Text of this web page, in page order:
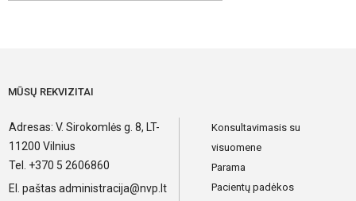
MŪSŲ REKVIZITAI
Adresas: V. Sirokomlės g. 8, LT-
11200 Vilnius
Tel. +370 5 2606860
El. paštas administracija@nvp.lt
Konsultavimasis su
visuomene
Parama
Pacientų padėkos